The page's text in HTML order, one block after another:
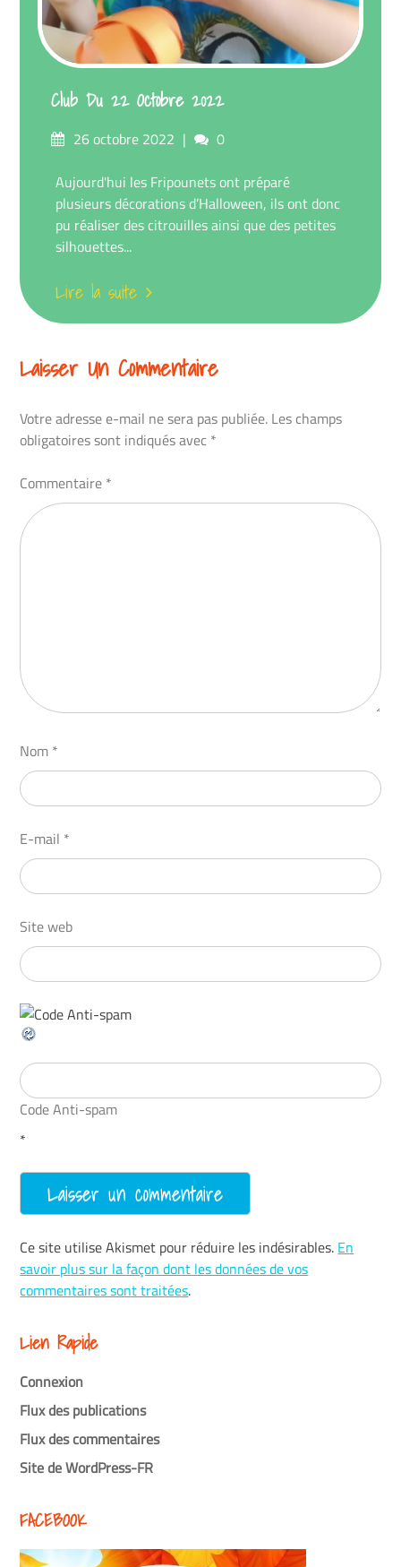
Club Du 22 Octobre 2022
Posté26 octobre 2022 commentaires
0
Aujourd'hui les Fripounets ont préparé
plusieurs décorations d’Halloween, ils ont donc
pu réaliser des citrouilles ainsi que des petites
silhouettes...
Lire la suite
Laisser Un Commentaire
Votre adresse e-mail ne sera pas publiée. Les champs
obligatoires sont indiqués avec *
Commentaire *
Nom *
E-mail *
Site web
Code Anti-spam
*
Ce site utilise Akismet pour réduire les indésirables. En
savoir plus sur la façon dont les données de vos
commentaires sont traitées.
Lien Rapide
Connexion
Flux des publications
Flux des commentaires
Site de WordPress-FR
FACEBOOK